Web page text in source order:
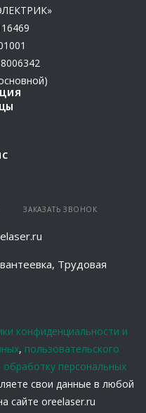
ЗАКАЗАТЬ ЗВОНОК
Трудовая
конфиденциальности и
, пользовательского
обработку персональных
свои данные в любой
сайте oreelaser.ru